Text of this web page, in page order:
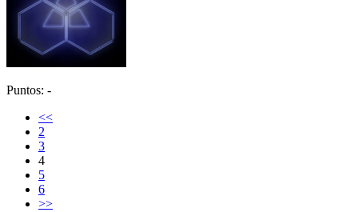
Puntos: -
<<
2
3
4
5
6
>>